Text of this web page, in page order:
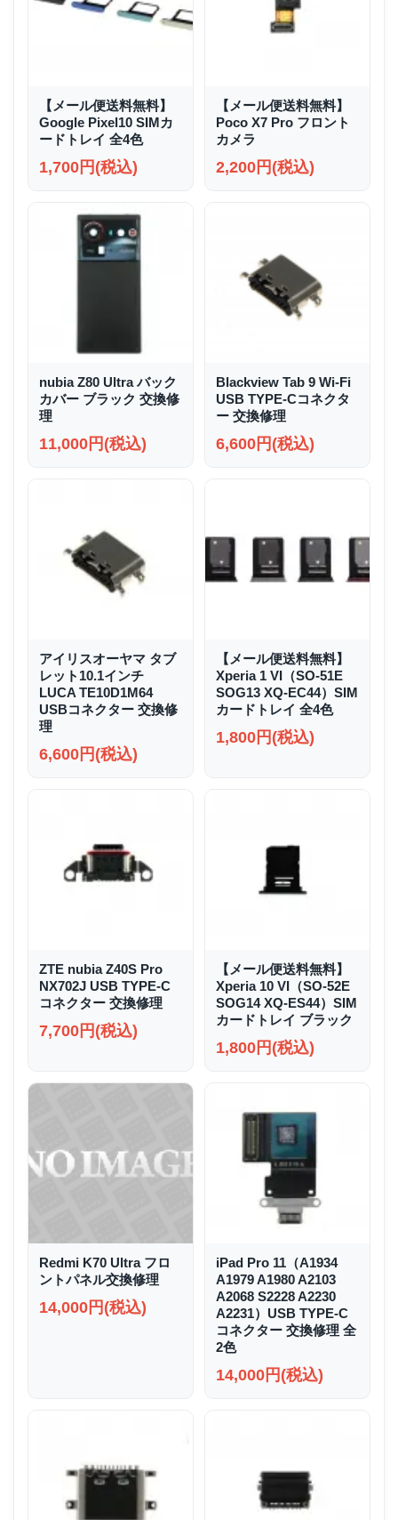
【メール便送料無料】
Google Pixel10 SIMカ
ードトレイ 全4色
1,700円(税込)
【メール便送料無料】
Poco X7 Pro フロント
カメラ
2,200円(税込)
nubia Z80 Ultra バック
カバー ブラック 交換修
理
11,000円(税込)
Blackview Tab 9 Wi-Fi
USB TYPE-Cコネクタ
ー 交換修理
6,600円(税込)
アイリスオーヤマ タブ
レット10.1インチ
LUCA TE10D1M64
USBコネクター 交換修
理
6,600円(税込)
【メール便送料無料】
Xperia 1 VI（SO-51E
SOG13 XQ-EC44）SIM
カードトレイ 全4色
1,800円(税込)
ZTE nubia Z40S Pro
NX702J USB TYPE-C
コネクター 交換修理
7,700円(税込)
【メール便送料無料】
Xperia 10 VI（SO-52E
SOG14 XQ-ES44）SIM
カードトレイ ブラック
1,800円(税込)
Redmi K70 Ultra フロ
ントパネル交換修理
14,000円(税込)
iPad Pro 11（A1934
A1979 A1980 A2103
A2068 S2228 A2230
A2231）USB TYPE-C
コネクター 交換修理 全
2色
14,000円(税込)